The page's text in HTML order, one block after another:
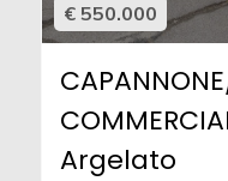
€ 550.000
Argelato